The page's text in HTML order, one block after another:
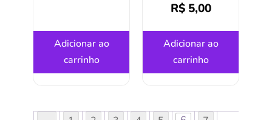
Adicionar ao
carrinho
R$5,00
Adicionar ao
carrinho